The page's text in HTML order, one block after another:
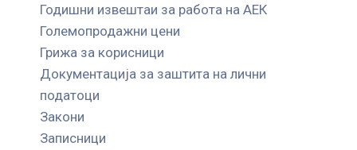
Годишни извештаи за работа на АЕК
Големопродажни цени
Грижа за корисници
Документација за заштита на лични
податоци
Закони
Записници